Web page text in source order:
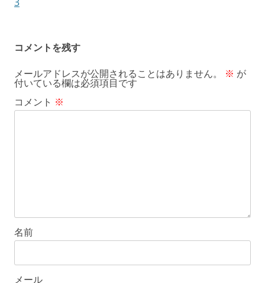
ー
シ
コメントを残す
メールアドレスが公開されることはありません。
※ が
付いている欄は必須項目です
コメント ※
名前
メール